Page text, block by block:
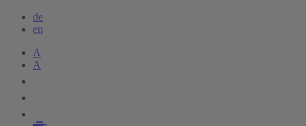
de
en
A
A